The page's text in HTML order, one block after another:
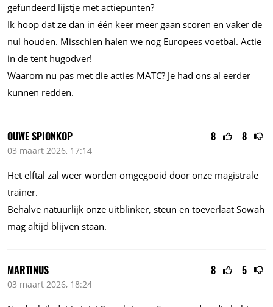
gefundeerd lijstje met actiepunten?
Ik hoop dat ze dan in één keer meer gaan scoren en vaker de
nul houden. Misschien halen we nog Europees voetbal. Actie
in de tent hugodver!
Waarom nu pas met die acties MATC? Je had ons al eerder
kunnen redden.
8 8
OUWE SPIONKOP
03 maart 2026, 17:14
Het elftal zal weer worden omgegooid door onze magistrale
trainer.
Behalve natuurlijk onze uitblinker, steun en toeverlaat Sowah
mag altijd blijven staan.
8 5
MARTINUS
03 maart 2026, 18:24